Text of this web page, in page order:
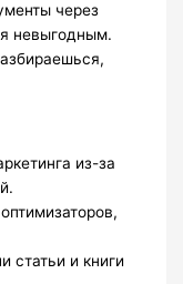
через
невыгодным.
из-за
статьи и книги